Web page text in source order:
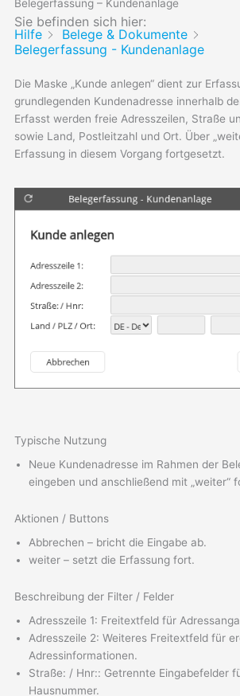
Belegerfassung – Kundenanlage
Sie befinden sich hier:
Hilfe
Belege & Dokumente
Belegerfassung - Kundenanlage
Die Maske „Kunde anlegen“ dient zur
grundlegenden Kundenadresse innerhalb
Erfasst werden freie Adresszeilen, Straße
sowie Land, Postleitzahl und Ort. Über
Erfassung in diesem Vorgang fortgesetzt.
Typische Nutzung
Neue Kundenadresse im Rahmen der
eingeben und anschließend mit „weiter“
Aktionen / Buttons
Abbrechen – bricht die Eingabe ab.
weiter – setzt die Erfassung fort.
Beschreibung der Filter / Felder
Adresszeile 1: Freitextfeld für
Adresszeile 2: Weiteres Freitextfeld für
Adressinformationen.
Straße: / Hnr:: Getrennte Eingabefelder
Hausnummer.